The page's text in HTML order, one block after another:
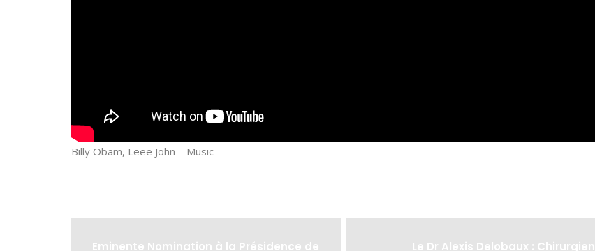
Billy Obam, Leee John – Music
Eminente Nomination à la Présidence de
Le Dr Alexis Delobaux : Chirurgien